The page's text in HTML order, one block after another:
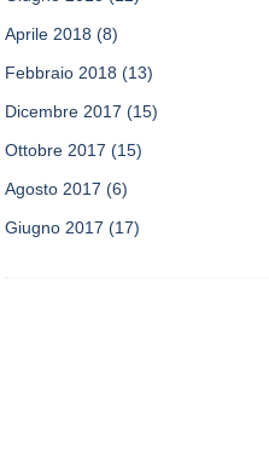
Aprile 2018 (8)
Febbraio 2018 (13)
Dicembre 2017 (15)
Ottobre 2017 (15)
Agosto 2017 (6)
Giugno 2017 (17)